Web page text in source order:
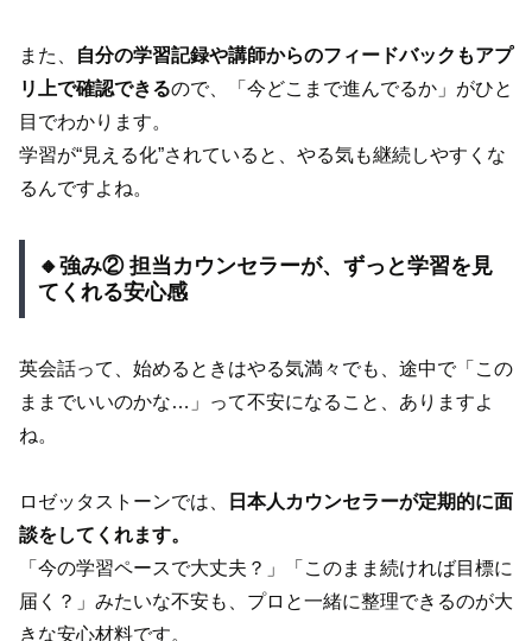
また、
自分の学習記録や講師からのフィードバックもアプ
リ上で確認できるので、「今どこまで進んでるか」がひと
目でわかります。
学習が“見える化”されていると、やる気も継続しやすくな
るんですよね。
🔸強み② 担当カウンセラーが、ずっと学習を見
てくれる安心感
英会話って、始めるときはやる気満々でも、途中で「この
ままでいいのかな…」って不安になること、ありますよ
ね。
ロゼッタストーンでは、
日本人カウンセラーが定期的に面
談をしてくれます。
「今の学習ペースで大丈夫？」「このまま続ければ目標に
届く？」みたいな不安も、プロと一緒に整理できるのが大
きな安心材料です。